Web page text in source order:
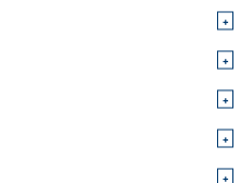
+
+
+
+
+